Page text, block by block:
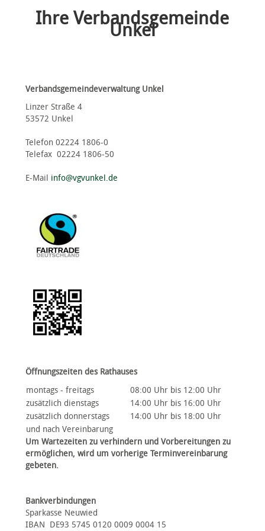
Ihre Verbandsgemeinde
Unkel
Verbandsgemeindeverwaltung Unkel
Linzer Straße 4
53572 Unkel
Telefon 02224 1806-0
Telefax 02224 1806-50
E-Mail info@vgvunkel.de
Öffnungszeiten des Rathauses
montags - freitags
08:00 Uhr bis 12:00 Uhr
zusätzlich dienstags
14:00 Uhr bis 16:00 Uhr
zusätzlich donnerstags
14:00 Uhr bis 18:00 Uhr
und nach Vereinbarung
Um Wartezeiten zu verhindern und Vorbereitungen zu
ermöglichen, wird um vorherige Terminvereinbarung
gebeten.
Bankverbindungen
Sparkasse Neuwied
IBAN DE93 5745 0120 0009 0004 15